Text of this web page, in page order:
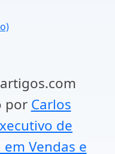
por Carlos
de
Vendas e